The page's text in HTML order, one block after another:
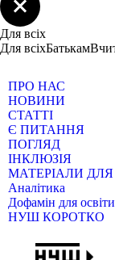
Для всіх
Для всіхБатькам
ПРО НАС
НОВИНИ
СТАТТІ
Є ПИТАННЯ
ПОГЛЯД
ІНКЛЮЗІЯ
МАТЕРІАЛИ ДЛЯ
Аналітика
Дофамін для освіти
НУШ КОРОТКО